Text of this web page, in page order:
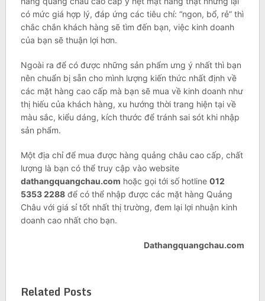
có mức giá hợp lý, đáp ứng các tiêu chí: “ngon, bổ, rẻ” thì
chắc chắn khách hàng sẽ tìm đến bạn, việc kinh doanh
của bạn sẽ thuận lợi hơn.
Ngoài ra để có được những sản phẩm ưng ý nhất thì bạn
nên chuẩn bị sẵn cho mình lượng kiến thức nhất định về
các mặt hàng cao cấp mà bạn sẽ mua về kinh doanh như
thị hiếu của khách hàng, xu hướng thời trang hiện tại về
màu sắc, kiểu dáng, kích thước để tránh sai sót khi nhập
sản phẩm.
Một địa chỉ để mua được hàng quảng châu cao cấp, chất
lượng là bạn có thể truy cập vào website
dathangquangchau.com hoặc gọi tới số hotline 012
5353 2288để có thể nhập được các mặt hàng Quảng
Châu với giá sỉ tốt nhất thị trường, đem lại lợi nhuận kinh
doanh cao nhất cho bạn.
Dathangquangchau.com
Related Posts